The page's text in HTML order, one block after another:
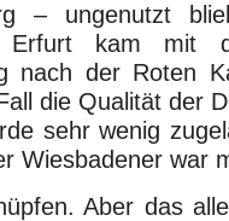
– ungenutzt
Erfurt kam mit
nach der Roten
die Qualität der
sehr wenig
Wiesbadener war
Aber das